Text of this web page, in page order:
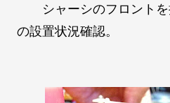
シャーシのフロントを
の設置状況確認。